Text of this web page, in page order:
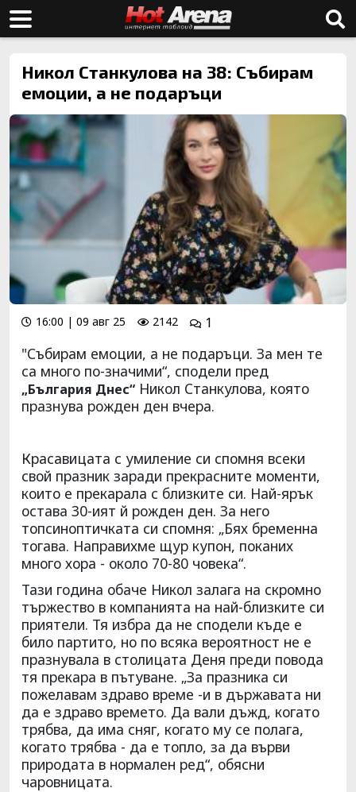
Никол Станкулова на 38: Събирам
емоции, а не подаръци
16:00 | 09 авг 25 2142 1
"Събирам емоции, а не подаръци. За мен те
са много по-значими“, сподели пред
„България Днес“ Никол Станкулова, която
празнува рожден ден вчера.
Красавицата с умиление си спомня всеки
свой празник заради прекрасните моменти,
които е прекарала с близките си. Най-ярък
остава 30-ият й рожден ден. За него
топсиноптичката си спомня: „Бях бременна
тогава. Направихме щур купон, поканих
много хора - около 70-80 човека“.
Тази година обаче Никол залага на скромно
тържество в компанията на най-близките си
приятели. Тя избра да не сподели къде е
било партито, но по всяка вероятност не е
празнувала в столицата Деня преди повода
тя прекара в пътуване. „За празника си
пожелавам здраво време -и в държавата ни
да е здраво времето. Да вали дъжд, когато
трябва, да има сняг, когато му се полага,
когато трябва - да е топло, за да върви
природата в нормален ред“, обясни
чаровницата.